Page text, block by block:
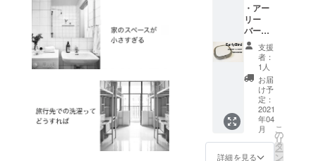
・アー
リー
バード
・先着
30名様
専用 ・
Mobile
Washer
１個を
お届け
・全国
送料無
料（離
島除き)
支援
者：
1人
お届
け予
定：
2021
年04
月
詳細を見る
こ
の
リ
タ
ー
ン